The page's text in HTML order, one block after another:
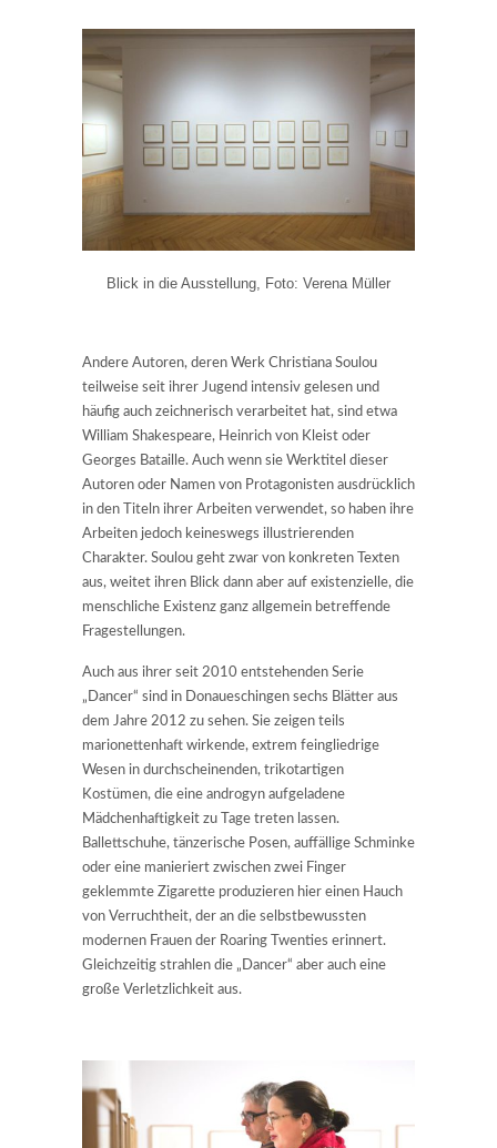
Blick in die Ausstellung, Foto: Verena Müller
Andere Autoren, deren Werk Christiana Soulou
teilweise seit ihrer Jugend intensiv gelesen und
häufig auch zeichnerisch verarbeitet hat, sind etwa
William Shakespeare, Heinrich von Kleist oder
Georges Bataille. Auch wenn sie Werktitel dieser
Autoren oder Namen von Protagonisten ausdrücklich
in den Titeln ihrer Arbeiten verwendet, so haben ihre
Arbeiten jedoch keineswegs illustrierenden
Charakter. Soulou geht zwar von konkreten Texten
aus, weitet ihren Blick dann aber auf existenzielle, die
menschliche Existenz ganz allgemein betreffende
Fragestellungen.
Auch aus ihrer seit 2010 entstehenden Serie
„Dancer“ sind in Donaueschingen sechs Blätter aus
dem Jahre 2012 zu sehen. Sie zeigen teils
marionettenhaft wirkende, extrem feingliedrige
Wesen in durchscheinenden, trikotartigen
Kostümen, die eine androgyn aufgeladene
Mädchenhaftigkeit zu Tage treten lassen.
Ballettschuhe, tänzerische Posen, auffällige Schminke
oder eine manieriert zwischen zwei Finger
geklemmte Zigarette produzieren hier einen Hauch
von Verruchtheit, der an die selbstbewussten
modernen Frauen der Roaring Twenties erinnert.
Gleichzeitig strahlen die „Dancer“ aber auch eine
große Verletzlichkeit aus.